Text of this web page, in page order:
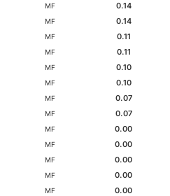
MF
0.14
MF
0.14
MF
0.11
MF
0.11
MF
0.10
MF
0.10
MF
0.07
MF
0.07
MF
0.00
MF
0.00
MF
0.00
MF
0.00
MF
0.00